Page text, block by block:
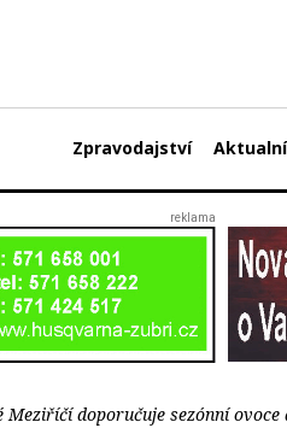
Zpravodajství
doporučuje sezónní